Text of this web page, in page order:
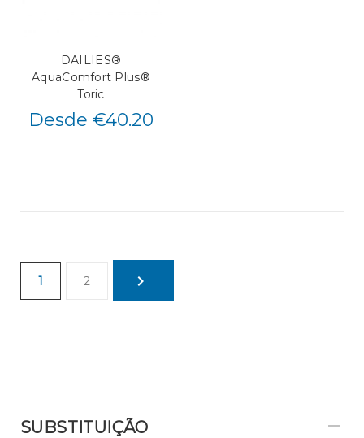
DAILIES®
AquaComfort Plus®
Toric
Desde €40.20
1 2
SUBSTITUIÇÃO